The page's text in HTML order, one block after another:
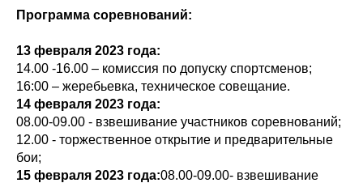
Программа соревнований:
13 февраля 2023 года:
14.00 -16.00 – комиссия по допуску спортсменов;
16:00 – жеребьевка, техническое совещание.
14 февраля 2023 года:
08.00-09.00 - взвешивание участников соревнований;
12.00 - торжественное открытие и предварительные
бои;
15 февраля 2023 года:08.00-09.00- взвешивание